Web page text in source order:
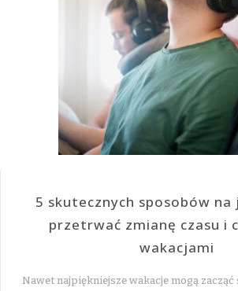
5 skutecznych sposobów
przetrwać zmianę czasu i
wakacjami
Nawet najpiękniejsze wakacje mogą